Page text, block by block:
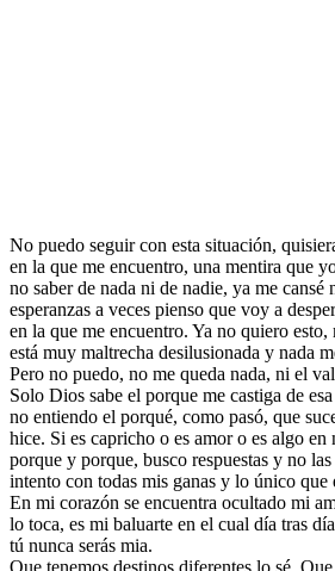
No puedo seguir con esta situación,
en la que me encuentro, una mentira que
no saber de nada ni de nadie, ya me cansé
esperanzas a veces pienso que voy a
en la que me encuentro. Ya no quiero
está muy maltrecha desilusionada y nada
Pero no puedo, no me queda nada, ni el
Solo Dios sabe el porque me castiga de
no entiendo el porqué, como pasó, que
hice. Si es capricho o es amor o es algo en
porque y porque, busco respuestas y no
intento con todas mis ganas y lo único que
En mi corazón se encuentra ocultado mi
lo toca, es mi baluarte en el cual día tras
tú nunca serás mia.
Que tenemos destinos diferentes lo sé.